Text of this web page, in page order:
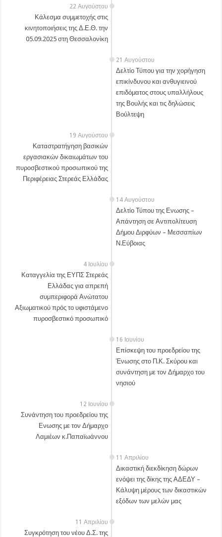
22 Αυγούστου
Κάλεσμα συμμετοχής στις
κινητοποιήσεις της Δ.Ε.Θ. την
05.09.2025 στη Θεσσαλονίκη
21 Αυγούστου
Δελτίο Τύπου για την χορήγηση
επικίνδυνου και ανθυγιεινού
επιδόματος στους υπαλλήλους
της Βουλής και τις δηλώσεις
Βούλτεψη
19 Αυγούστου
Καταστρατήγηση βασικών
εργασιακών δικαιωμάτων του
πυροσβεστικού προσωπικού της
Περιφέρειας Στερεάς Ελλάδας
14 Αυγούστου
Δελτίο Τύπου της Ενωσης –
Απάντηση σε Αντιπολίτευση
Δήμου Διρφύων – Μεσσαπίων
Ν.Εύβοιας
4 Ιουλίου
Καταγγελία της ΕΥΠΣ Στερεάς
Ελλάδας για απρεπή
συμπεριφορά Ανώτατου
Αξιωματικού πρός το υφιστάμενο
πυροσβεστικό προσωπικό
16 Ιουνίου
Επίσκεψη του προεδρείου της
Ένωσης στο Π.Κ. Σκύρου και
συνάντηση με τον Δήμαρχο του
νησιού
12 Ιουνίου
Συνάντηση του προεδρείου της
Ενωσης με τον Δήμαρχο
Λαμιέων κ.Παπαϊωάννου
11 Απριλίου
Δικαστική διεκδίκηση δώρων
ενόψει της δίκης της ΑΔΕΔΥ –
Κάλυψη μέρους των δικαστικών
εξόδων των μελών μας
11 Απριλίου
Συγκρότηση του νέου Δ.Σ. της